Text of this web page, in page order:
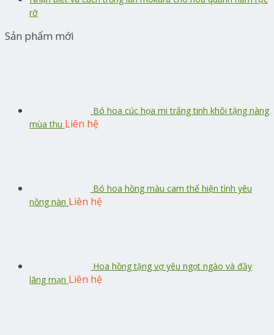
rỡ
Sản phẩm mới
Bó hoa cúc họa mi trắng tinh khôi tặng nàng
mùa thu Liên hệ
Bó hoa hồng màu cam thể hiện tình yêu
nồng nàn Liên hệ
Hoa hồng tặng vợ yêu ngọt ngào và đầy
lãng mạn Liên hệ